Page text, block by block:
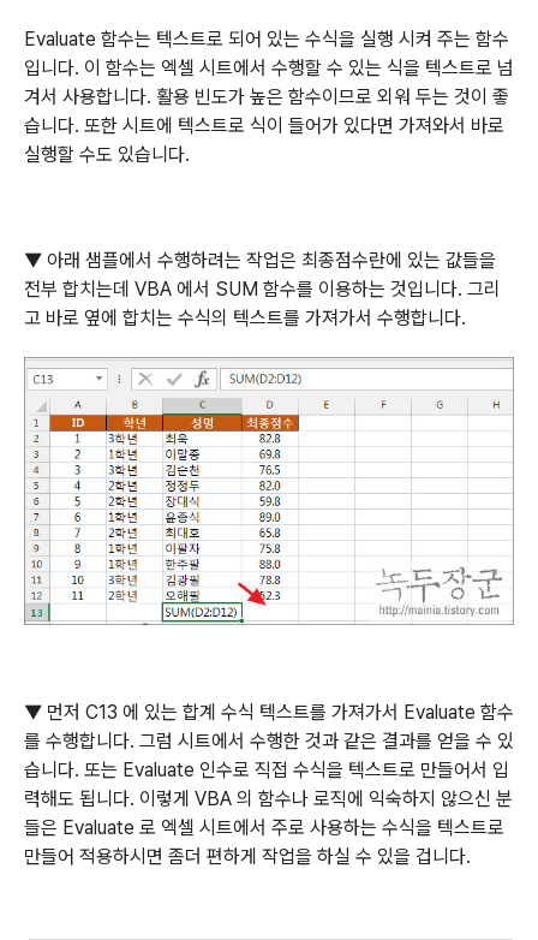
Evaluate 함수는 텍스트로 되어 있는 수식을 실행 시켜 주는 함수
입니다. 이 함수는 엑셀 시트에서 수행할 수 있는 식을 텍스트로 넘
겨서 사용합니다. 활용 빈도가 높은 함수이므로 외워 두는 것이 좋
습니다. 또한 시트에 텍스트로 식이 들어가 있다면 가져와서 바로
실행할 수도 있습니다.
▼ 아래 샘플에서 수행하려는 작업은 최종점수란에 있는 값들을
전부 합치는데 VBA 에서 SUM 함수를 이용하는 것입니다. 그리
고 바로 옆에 합치는 수식의 텍스트를 가져가서 수행합니다.
▼ 먼저 C13 에 있는 합계 수식 텍스트를 가져가서 Evaluate 함수
를 수행합니다. 그럼 시트에서 수행한 것과 같은 결과를 얻을 수 있
습니다. 또는 Evaluate 인수로 직접 수식을 텍스트로 만들어서 입
력해도 됩니다. 이렇게 VBA 의 함수나 로직에 익숙하지 않으신 분
들은 Evaluate 로 엑셀 시트에서 주로 사용하는 수식을 텍스트로
만들어 적용하시면 좀더 편하게 작업을 하실 수 있을 겁니다.